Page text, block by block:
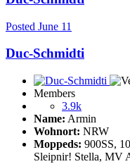
Posted June 11
Duc-Schmidti
Members
3.9k
Name: Armin
Wohnort: NRW
Moppeds: 900SS,
Sleipnir! Stella, MV